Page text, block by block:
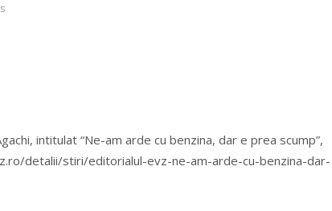
intitulat “Ne-am arde cu benzina, dar e prea scump”,
detalii/stiri/editorialul-evz-ne-am-arde-cu-benzina-dar-